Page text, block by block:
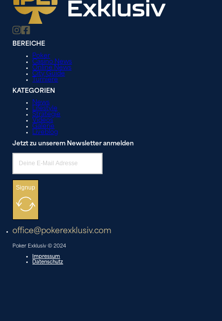
BEREICHE
Poker
Casino News
Online News
City Guide
Turniere
KATEGORIEN
News
Lifestyle
Strategie
Videos
Galerie
Liveblog
Jetzt zu unserem Newsletter anmelden
Signup
office@pokerexklusiv.com
Poker Exklusiv © 2024
Impressum
Datenschutz